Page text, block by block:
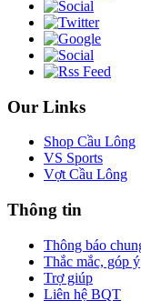
Our Links
Shop Cầu Lông
VS Sports
Vợt Cầu Lông
Thông tin
Thông báo
Thắc mắc, góp ý
Trợ giúp
Liên hệ BQT